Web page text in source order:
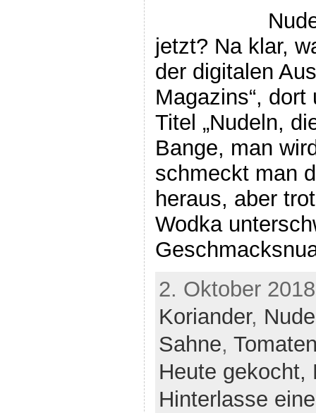
jetzt? Na klar,
der digitalen
Magazins“,
Titel „Nudeln,
Bange, man
schmeckt man
heraus, aber
Wodka
2. Oktober
Koriander,
Sahne,
Heute gekocht,
Hinterlasse